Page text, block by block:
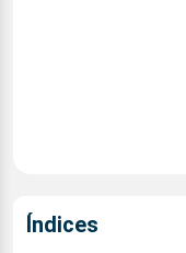
Índices